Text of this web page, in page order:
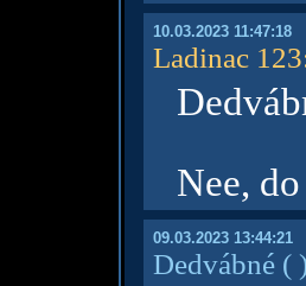
10.03.2023 11:47:18
Ladinac 123
Nee,
09.03.2023 13:44:21
Dedvábné(